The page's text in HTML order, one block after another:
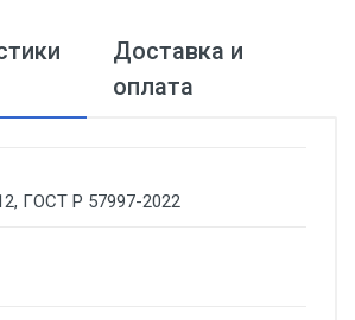
Доставка и
оплата
ГОСТ Р 57997-2022